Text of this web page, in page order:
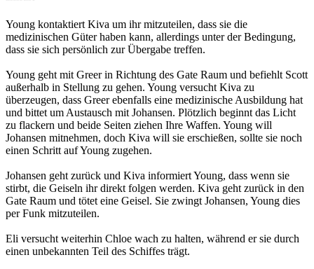
Young kontaktiert Kiva um ihr mitzuteilen, dass sie die
medizinischen Güter haben kann, allerdings unter der Bedingung,
dass sie sich persönlich zur Übergabe treffen.
Young geht mit Greer in Richtung des Gate Raum und befiehlt Scott
außerhalb in Stellung zu gehen. Young versucht Kiva zu
überzeugen, dass Greer ebenfalls eine medizinische Ausbildung hat
und bittet um Austausch mit Johansen. Plötzlich beginnt das Licht
zu flackern und beide Seiten ziehen Ihre Waffen. Young will
Johansen mitnehmen, doch Kiva will sie erschießen, sollte sie noch
einen Schritt auf Young zugehen.
Johansen geht zurück und Kiva informiert Young, dass wenn sie
stirbt, die Geiseln ihr direkt folgen werden. Kiva geht zurück in den
Gate Raum und tötet eine Geisel. Sie zwingt Johansen, Young dies
per Funk mitzuteilen.
Eli versucht weiterhin Chloe wach zu halten, während er sie durch
einen unbekannten Teil des Schiffes trägt.